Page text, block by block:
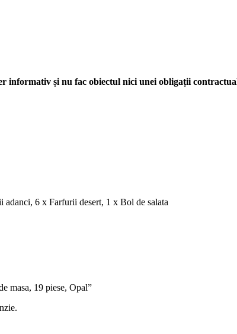
informativ și nu fac obiectul nici unei obligații
6 x Farfurii desert, 1 x Bol de salata
masa, 19 piese, Opal”